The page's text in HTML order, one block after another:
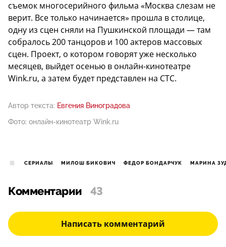
съемок многосерийного фильма «Москва слезам не
верит. Все только начинается» прошла в столице,
одну из сцен сняли на Пушкинской площади — там
собралось 200 танцоров и 100 актеров массовых
сцен. Проект, о котором говорят уже несколько
месяцев, выйдет осенью в онлайн-кинотеатре
Wink.ru, а затем будет представлен на СТС.
Автор текста: Евгения Виноградова
Фото: онлайн-кинотеатр Wink.ru
СЕРИАЛЫ МИЛОШ БИКОВИЧ ФЕДОР БОНДАРЧУК МАРИНА
Комментарии 43
Написать комментарий